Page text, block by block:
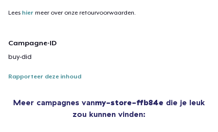
Lees hier meer over onze retourvoorwaarden.
Campagne-ID
buy-did
Rapporteer deze inhoud
Meer campagnes vanmy-store-ffb84e die je leuk
zou kunnen vinden: